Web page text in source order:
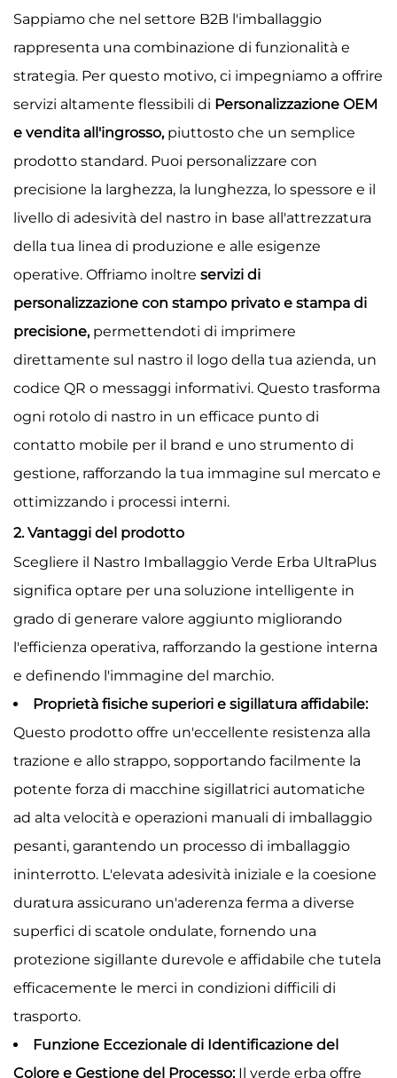
Sappiamo che nel settore B2B l'imballaggio
rappresenta una combinazione di funzionalità e
strategia. Per questo motivo, ci impegniamo a offrire
servizi altamente flessibili di Personalizzazione OEM
e vendita all'ingrosso, piuttosto che un semplice
prodotto standard. Puoi personalizzare con
precisione la larghezza, la lunghezza, lo spessore e il
livello di adesività del nastro in base all'attrezzatura
della tua linea di produzione e alle esigenze
operative. Offriamo inoltre servizi di
personalizzazione con stampo privato e stampa di
precisione, permettendoti di imprimere
direttamente sul nastro il logo della tua azienda, un
codice QR o messaggi informativi. Questo trasforma
ogni rotolo di nastro in un efficace punto di
contatto mobile per il brand e uno strumento di
gestione, rafforzando la tua immagine sul mercato e
ottimizzando i processi interni.
2. Vantaggi del prodotto
Scegliere il Nastro Imballaggio Verde Erba UltraPlus
significa optare per una soluzione intelligente in
grado di generare valore aggiunto migliorando
l'efficienza operativa, rafforzando la gestione interna
e definendo l'immagine del marchio.
Proprietà fisiche superiori e sigillatura affidabile:
Questo prodotto offre un'eccellente resistenza alla
trazione e allo strappo, sopportando facilmente la
potente forza di macchine sigillatrici automatiche
ad alta velocità e operazioni manuali di imballaggio
pesanti, garantendo un processo di imballaggio
ininterrotto. L'elevata adesività iniziale e la coesione
duratura assicurano un'aderenza ferma a diverse
superfici di scatole ondulate, fornendo una
protezione sigillante durevole e affidabile che tutela
efficacemente le merci in condizioni difficili di
trasporto.
Funzione Eccezionale di Identificazione del
Colore e Gestione del Processo: Il verde erba offre